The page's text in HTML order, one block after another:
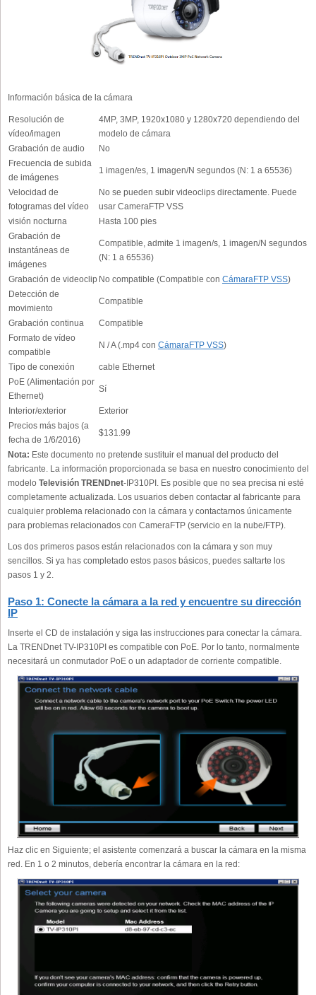
Información básica de la cámara
Resolución de
vídeo/imagen
4MP, 3MP, 1920x1080 y 1280x720 dependiendo del
modelo de cámara
Grabación de audio
No
Frecuencia de subida
de imágenes
1 imagen/es, 1 imagen/N segundos (N: 1 a 65536)
Velocidad de
fotogramas del vídeo
No se pueden subir videoclips directamente. Puede
usar CameraFTP VSS
visión nocturna
Hasta 100 pies
Grabación de
instantáneas de
imágenes
Compatible, admite 1 imagen/s, 1 imagen/N segundos
(N: 1 a 65536)
Grabación de videoclip No compatible (Compatible con CámaraFTP VSS)
Detección de
movimiento
Compatible
Grabación continua
Compatible
Formato de vídeo
compatible
N / A (.mp4 con CámaraFTP VSS)
Tipo de conexión
cable Ethernet
PoE (Alimentación por
Ethernet)
Sí
Interior/exterior
Exterior
Precios más bajos (a
fecha de 1/6/2016)
$131.99
Nota: Este documento no pretende sustituir el manual del producto del
fabricante. La información proporcionada se basa en nuestro conocimiento del
modelo Televisión TRENDnet-IP310PI. Es posible que no sea precisa ni esté
completamente actualizada. Los usuarios deben contactar al fabricante para
cualquier problema relacionado con la cámara y contactarnos únicamente
para problemas relacionados con CameraFTP (servicio en la nube/FTP).
Los dos primeros pasos están relacionados con la cámara y son muy
sencillos. Si ya has completado estos pasos básicos, puedes saltarte los
pasos 1 y 2.
Paso 1: Conecte la cámara a la red y encuentre su dirección
IP
Inserte el CD de instalación y siga las instrucciones para conectar la cámara.
La TRENDnet TV-IP310PI es compatible con PoE. Por lo tanto, normalmente
necesitará un conmutador PoE o un adaptador de corriente compatible.
Haz clic en Siguiente; el asistente comenzará a buscar la cámara en la misma
red. En 1 o 2 minutos, debería encontrar la cámara en la red: